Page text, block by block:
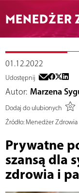
MENEDŻER
01.12.2022
Udostępnij
Autor: Marzena
Dodaj do ulubionych
Źródło:Menedżer Zdrowia
Prywatne
szansą dla
zdrowia i